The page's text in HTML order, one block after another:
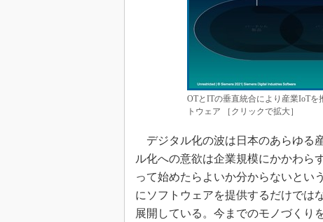
OTとITの垂直統合により産業IoT
トウェア ［クリックで拡大］
デジタル化の波は日本のあらゆる
ル化への意欲は企業規模にかかわら
って始めたらよいか分からないとい
にソフトウェアを提供するだけでは
展開している。今までのモノづくり